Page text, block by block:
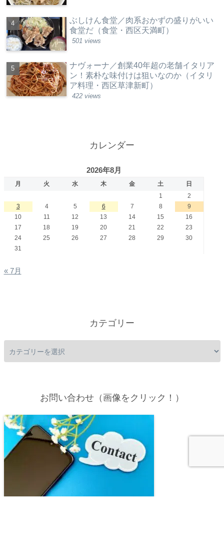
ぶしけん食堂／肉系おかずの盛りがいい
食堂だ（食堂・西区天満町）
501 views
ナヴォーナ／創業40年超の老舗イタリア
ン！素朴な味付けは狙いなのか（イタリ
ア料理・西区草津新町）
422 views
カレンダー
2026年8月
月 火 水 木 金 土
日
1
2
3
4 5 6 7 8
9
10
11 12 13 14 15
16
17
18 19 20 21 22
23
24
25 26 27 28 29
30
31
« 7月
カテゴリー
お問い合わせ（画像をクリック！）